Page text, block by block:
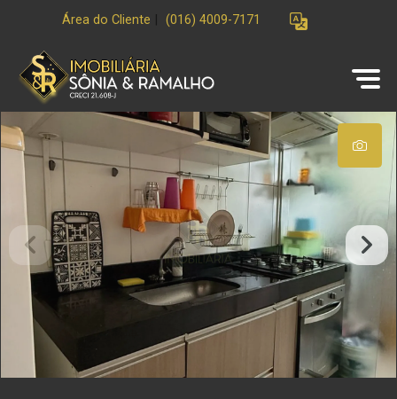
Área do Cliente (016) 4009-7171